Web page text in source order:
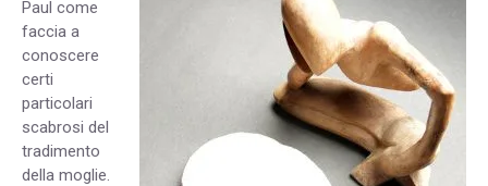
Paul come
faccia a
conoscere
certi
particolari
scabrosi del
tradimento
della moglie.